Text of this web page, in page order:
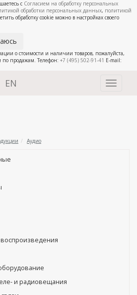
с Согласием на обработку персональных
обработки персональных данных, политикой
обработку cookie можно в настройках своего
о стоимости и наличии товаров, пожалуйста,
продажам. Телефон: +7 (495) 502-91-41 E-mail:
Toggle
EN
Аудио
воспроизведения
и радиовещания